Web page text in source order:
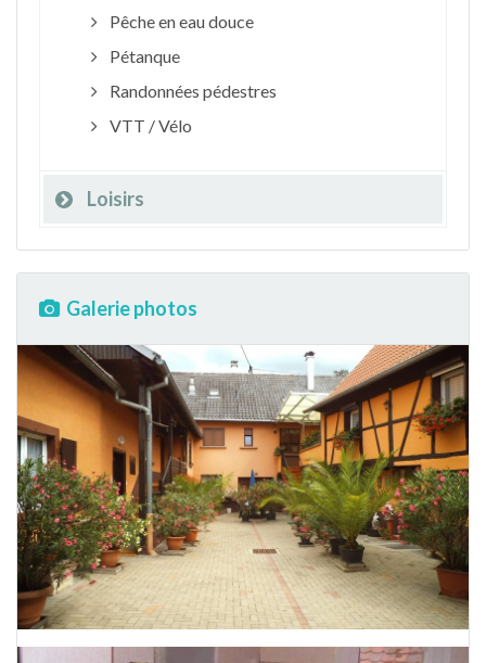
Pêche en eau douce
Pétanque
Randonnées pédestres
VTT / Vélo
Loisirs
Galerie photos